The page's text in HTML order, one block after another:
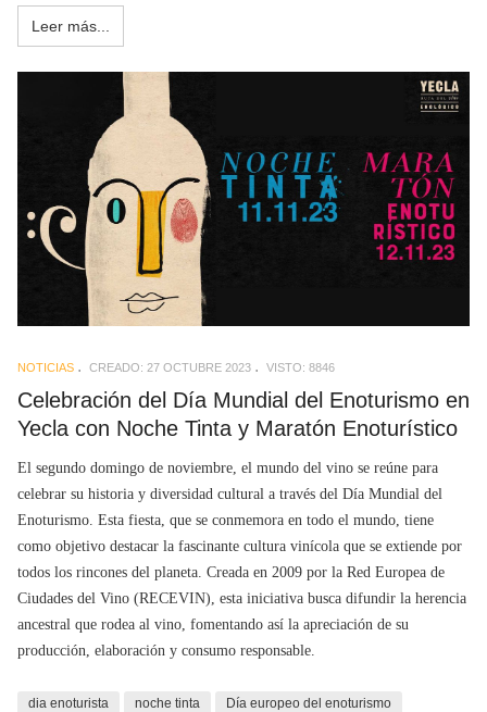
Leer más...
NOTICIAS CREADO: 27 OCTUBRE 2023 VISTO: 8846
Celebración del Día Mundial del Enoturismo en
Yecla con Noche Tinta y Maratón Enoturístico
El segundo domingo de noviembre, el mundo del vino se reúne para
celebrar su historia y diversidad cultural a través del Día Mundial del
Enoturismo. Esta fiesta, que se conmemora en todo el mundo, tiene
como objetivo destacar la fascinante cultura vinícola que se extiende por
todos los rincones del planeta. Creada en 2009 por la Red Europea de
Ciudades del Vino (RECEVIN), esta iniciativa busca difundir la herencia
ancestral que rodea al vino, fomentando así la apreciación de su
producción, elaboración y consumo responsable.
dia enoturista noche tinta
Día europeo del enoturismo